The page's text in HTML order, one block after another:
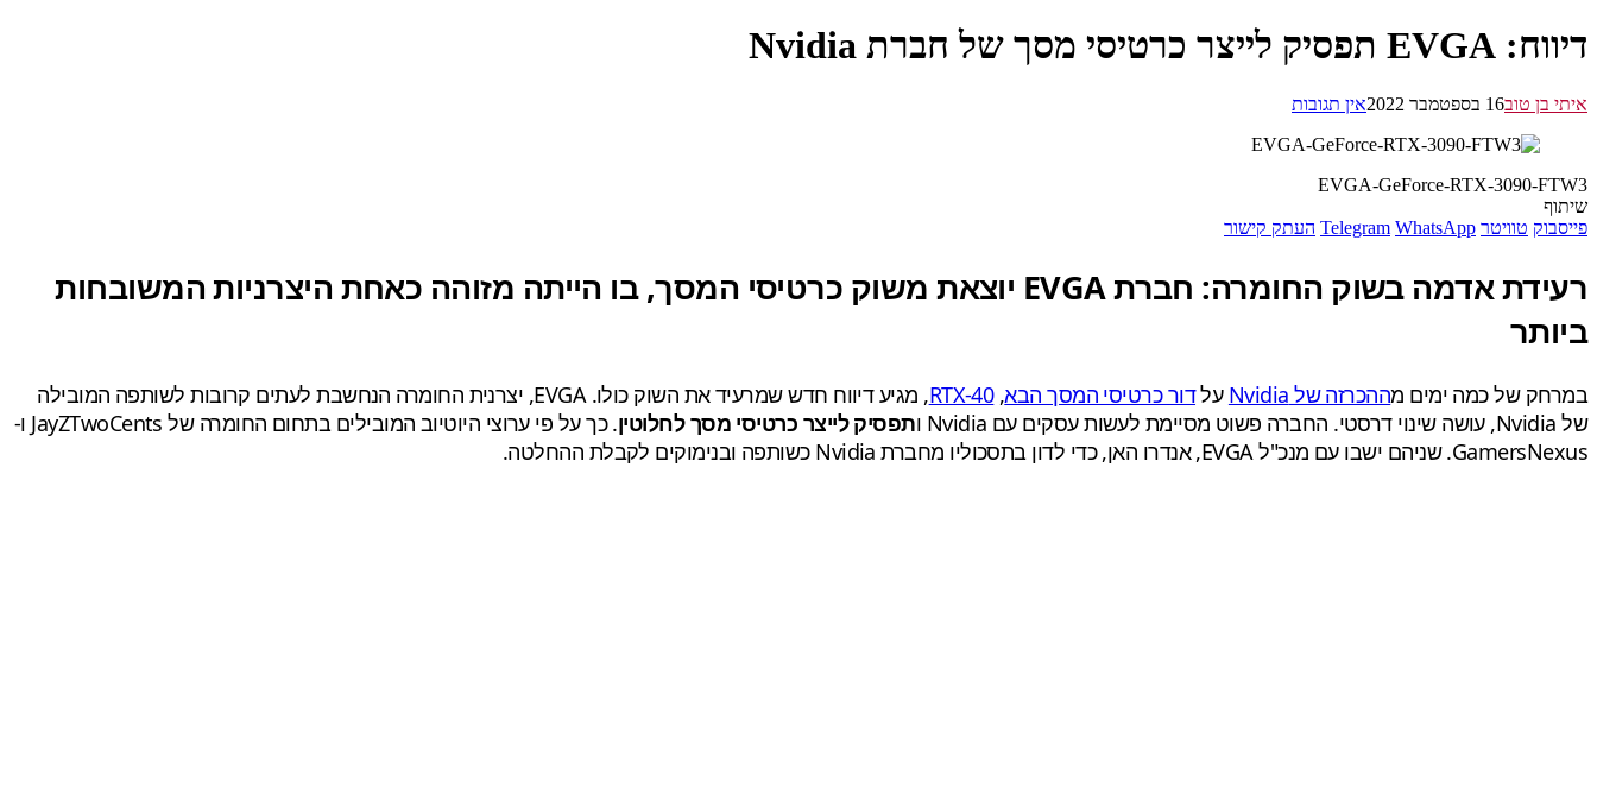
דיווח: EVGA תפסיק לייצר כרטיסי מסך של חברת Nvidia
איתי בן טוב16 בספטמבר 2022 אין תגובות
EVGA-GeForce-RTX-3090-FTW3
שיתוף
פייסבוק טוויטר Telegram WhatsApp העתק קישור
רעידת אדמה בשוק החומרה: חברת EVGA יוצאת משוק כרטיסי המסך, בו הייתה מזוהה כאחת היצרניות המשובחות
ביותר
במרחק של כמה ימים מההכרזה של Nvidia עלדור כרטיסי המסך הבא,
RTX-40
, מגיע דיווח חדש שמרעיד את השוק כולו. EVGA, יצרנית החומרה הנחשבת לעתים קרובות לשותפה המובילה
של Nvidia, עושה שינוי דרסטי. החברה פשוט מסיימת לעשות עסקים עם Nvidia ו
תפסיק לייצר כרטיסי מסך לחלוטין
. כך על פי ערוצי היוטיוב המובילים בתחום החומרה של JayZTwoCents ו-
GamersNexus. שניהם ישבו עם מנכ"ל EVGA, אנדרו האן, כדי לדון בתסכוליו מחברת Nvidia כשותפה ובנימוקים לקבלת ההחלטה.